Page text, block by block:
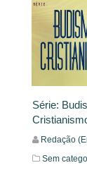
Série:
Redação
Sem